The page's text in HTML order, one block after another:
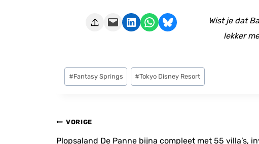
Deze pagina e-mailen Delen op LinkedIn Delen via WhatsApp Share on Bluesky
Wist je dat
lekker
Bericht
tags:
#Fantasy Springs #Tokyo Disney Resort
Bericht
navigatie
VORIGE
Plopsaland De Panne bijna compleet met 55 villa’s,